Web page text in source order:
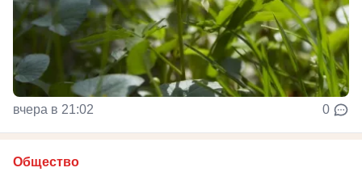
вчера в 21:02 0
Общество